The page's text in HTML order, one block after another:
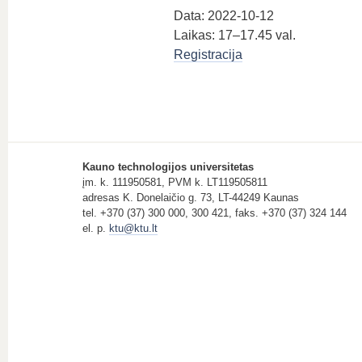
Data: 2022-10-12
Laikas: 17–17.45 val.
Registracija
Kauno technologijos universitetas
įm. k. 111950581, PVM k. LT119505811
adresas K. Donelaičio g. 73, LT-44249 Kaunas
tel. +370 (37) 300 000, 300 421, faks. +370 (37) 324 144
el. p. ktu@ktu.lt